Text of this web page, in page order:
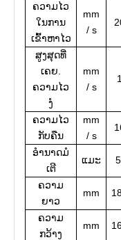
ຄວາມໄວ
ໃນການ
ເຂົ້າຫາໄວ
mm
/ s
ສູງສຸດທີ່
ເຄຍ.
ຄວາມໄວ
ງໍ
mm
/ s
ຄວາມໄວ
ກັບຄືນ
mm
/ s
ອໍານາດມໍ
ເຕີ
ແມະ
ຄວາມ
ຍາວ
mm
ຄວາມ
ກວ້າງ
mm